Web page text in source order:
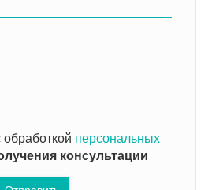
персональных
консультации